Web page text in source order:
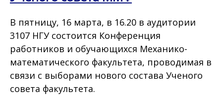
В пятницу, 16 марта, в 16.20 в аудитории
3107 НГУ состоится Конференция
работников и обучающихся Механико-
математического факультета, проводимая в
связи с выборами нового состава Ученого
совета факультета.